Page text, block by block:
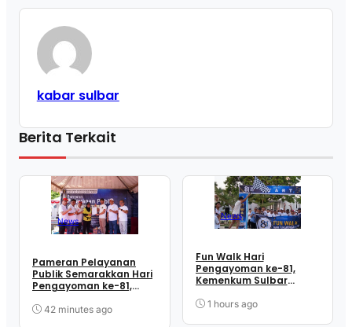
kabar sulbar
Berita Terkait
News
Pameran Pelayanan
Publik Semarakkan Hari
Pengayoman ke-81,
Dekatkan Layanan ke
42 minutes ago
News
Fun Walk Hari
Pengayoman ke-81,
Kemenkum Sulbar
Perkuat Kebersamaan
1 hours ago